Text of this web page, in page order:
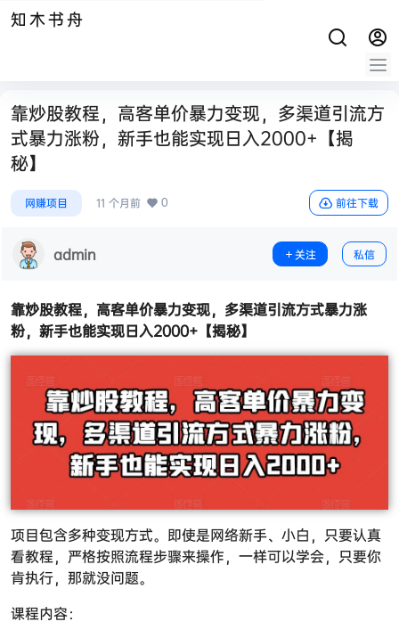
知木书舟
靠炒股教程，高客单价暴力变现，多渠道引流方
式暴力涨粉，新手也能实现日入2000+【揭
秘】
网赚项目 11 个月前 0 前往下载
admin 关注 私信
靠炒股教程，高客单价暴力变现，多渠道引流方式暴力涨
粉，新手也能实现日入2000+【揭秘】
项目包含多种变现方式。即使是网络新手、小白，只要认真
看教程，严格按照流程步骤来操作，一样可以学会，只要你
肯执行，那就没问题。
课程内容：